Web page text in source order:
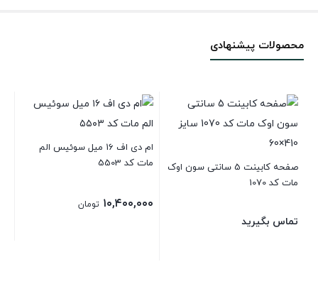
محصولات پیشنهادی
صفحه کابینت 5 سانتی سون اوک
مات کد 1070
تماس بگیرید
ام دی اف 16 میل سوئیس الم
مات کد 5503
۱۰,۴۰۰,۰۰۰ تومان